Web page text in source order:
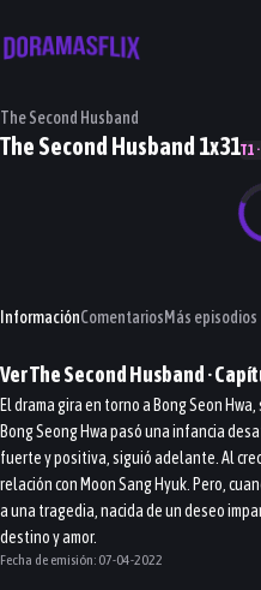
The Second Husband
The Second Husband 1x31T1
InformaciónComentariosMás episodios
VerThe Second Husband·
El drama gira en torno a Bong Seon
Bong Seong Hwa pasó una infancia
fuerte y positiva, siguió adelante. Al
relación con Moon Sang Hyuk. Pero,
a una tragedia, nacida de un deseo
destino y amor.
Fecha de emisión: 07-04-2022